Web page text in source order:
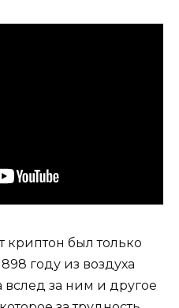
криптон был только
году из воздуха
вслед за ним и другое